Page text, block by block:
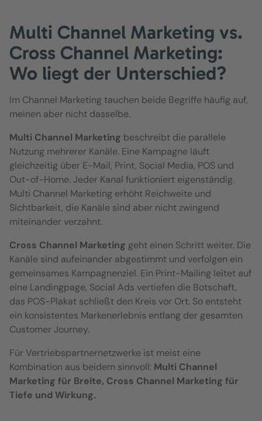
Multi Channel Marketing vs.
Cross Channel Marketing:
Wo liegt der Unterschied?
Im Channel Marketing tauchen beide Begriffe häufig auf,
meinen aber nicht dasselbe.
Multi Channel Marketing beschreibt die parallele
Nutzung mehrerer Kanäle. Eine Kampagne läuft
gleichzeitig über E-Mail, Print, Social Media, POS und
Out-of-Home. Jeder Kanal funktioniert eigenständig.
Multi Channel Marketing erhöht Reichweite und
Sichtbarkeit, die Kanäle sind aber nicht zwingend
miteinander verzahnt.
Cross Channel Marketing geht einen Schritt weiter. Die
Kanäle sind aufeinander abgestimmt und verfolgen ein
gemeinsames Kampagnenziel. Ein Print-Mailing leitet auf
eine Landingpage, Social Ads vertiefen die Botschaft,
das POS-Plakat schließt den Kreis vor Ort. So entsteht
ein konsistentes Markenerlebnis entlang der gesamten
Customer Journey.
Für Vertriebspartnernetzwerke ist meist eine
Kombination aus beidem sinnvoll: Multi Channel
Marketing für Breite, Cross Channel Marketing für
Tiefe und Wirkung.